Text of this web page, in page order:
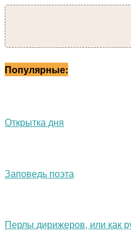
Популярные:
Открытка дня
Заповедь поэта
Перлы дирижеров, или как